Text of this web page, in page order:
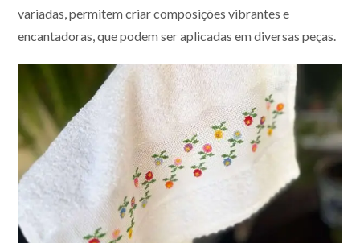
variadas, permitem criar composições vibrantes e
encantadoras, que podem ser aplicadas em diversas peças.